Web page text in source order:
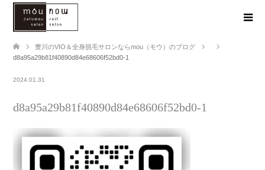
豊川のVIO＆全身脱毛サロンならmou（モウ）のブログ
d8a95a29b81f40890d84e68606f52bd0-1
2024.01.31
d8a95a29b81f40890d84e68606f52bd0-1